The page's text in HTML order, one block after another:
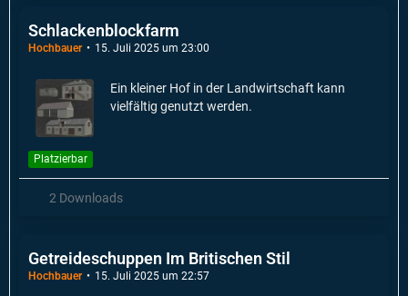
Schlackenblockfarm
Hochbauer 15. Juli 2025 um 23:00
Ein kleiner Hof in der Landwirtschaft kann
vielfältig genutzt werden.
Platzierbar
2 Downloads
Getreideschuppen Im Britischen Stil
Hochbauer 15. Juli 2025 um 22:57